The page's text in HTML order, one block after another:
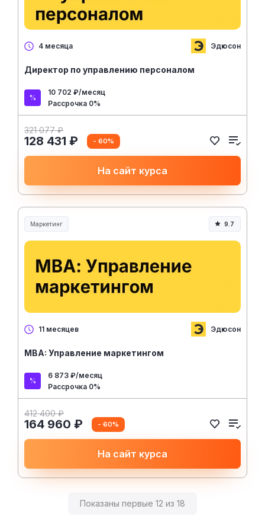
4 месяца Эдюсон
Директор по управлению персоналом
10 702 ₽/месяц
Рассрочка 0%
321 077 ₽
128 431 ₽ - 60%
На сайт курса
Маркетинг 9.7
11 месяцев Эдюсон
MBA: Управление маркетингом
6 873 ₽/месяц
Рассрочка 0%
412 400 ₽
164 960 ₽ - 60%
На сайт курса
Показаны первые 12 из 18